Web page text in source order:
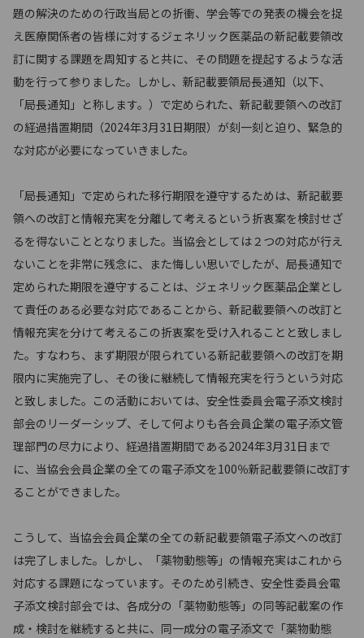
題の解決のための行政当局との折衝、学会等での発表の機会を捉
え医療関係者の皆様に対するジェネリック医薬品の新記載要領改
訂に関する課題を周知すると共に、その問題を提起するような活
動を行って参りました。しかし、新記載要領局長通知（以下、
「局長通知」と称します。）で定められた、新記載要領への改訂
の経過措置期間（2024年3月31日期限）が刻一刻と迫り、緊急的
な対応が必要になっていきました。
「局長通知」で定められた移行期限を遵守するためは、新記載要
領への改訂と情報充実を分離して考えるという折衷案を検討せざ
るを得ないこととなりました。当協会としては２つの対応が行え
ないことを非常に残念に、また悔しい思いでしたが、局長通知で
定められた期限を遵守することは、ジェネリック医薬品企業とし
て責任のある必要な対応であることから、新記載要領への改訂と
情報充実を分けて考えるこの折衷案を受け入れることと致しまし
た。すなわち、まず期限が限られている新記載要領への改訂を期
限内に実施完了し、その後に継続して情報充実を行うという対応
と致しました。この活動においては、安全性委員会電子添文検討
部会のリーダーシップ、そして何よりも各会員企業の電子添文管
理部門の尽力により、経過措置期間である2024年3月31日まで
に、当協会会員企業の全ての電子添文を100％新記載要領に改訂す
ることができました。
こうして、当協会会員企業の全ての新記載要領電子添文への改訂
は完了しました。しかし、「薬物動態等」の情報充実はこれから
対応する課題になっています。そのため引続き、安全性委員会電
子添文検討部会では、各成分の「薬物動態等」の同等記載案の作
成・検討を継続すると共に、同一成分の電子添文で「薬物動態